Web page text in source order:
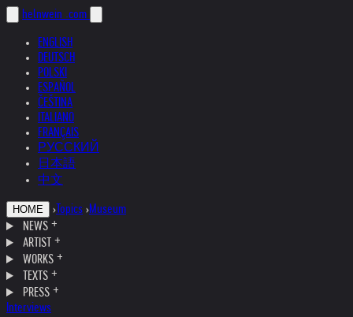
helnwein .com
ENGLISH
DEUTSCH
POLSKI
ESPAÑOL
ČEŠTINA
ITALIANO
FRANÇAIS
РУССКИЙ
日本語
中文
HOME › Topics ›Museum
NEWS
ARTIST
WORKS
TEXTS
PRESS
Interviews